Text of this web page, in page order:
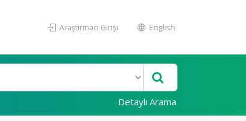
Araştırmacı Girişi English
Detaylı Arama